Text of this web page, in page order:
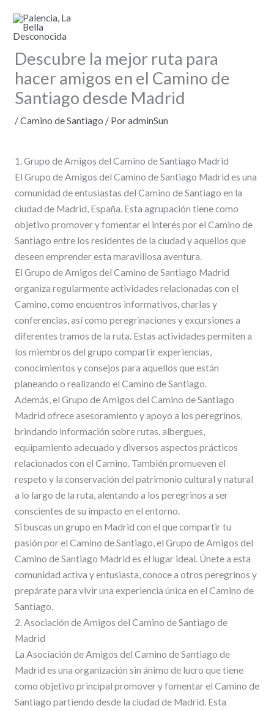
contenido
Descubre la mejor ruta para
hacer amigos en el Camino de
Santiago desde Madrid
/Camino de Santiago / PoradminSun
1. Grupo de Amigos del Camino de Santiago Madrid
El Grupo de Amigos del Camino de Santiago Madrid es una
comunidad de entusiastas del Camino de Santiago en la
ciudad de Madrid, España. Esta agrupación tiene como
objetivo promover y fomentar el interés por el Camino de
Santiago entre los residentes de la ciudad y aquellos que
deseen emprender esta maravillosa aventura.
El Grupo de Amigos del Camino de Santiago Madrid
organiza regularmente actividades relacionadas con el
Camino, como encuentros informativos, charlas y
conferencias, así como peregrinaciones y excursiones a
diferentes tramos de la ruta. Estas actividades permiten a
los miembros del grupo compartir experiencias,
conocimientos y consejos para aquellos que están
planeando o realizando el Camino de Santiago.
Además, el Grupo de Amigos del Camino de Santiago
Madrid ofrece asesoramiento y apoyo a los peregrinos,
brindando información sobre rutas, albergues,
equipamiento adecuado y diversos aspectos prácticos
relacionados con el Camino. También promueven el
respeto y la conservación del patrimonio cultural y natural
a lo largo de la ruta, alentando a los peregrinos a ser
conscientes de su impacto en el entorno.
Si buscas un grupo en Madrid con el que compartir tu
pasión por el Camino de Santiago, el Grupo de Amigos del
Camino de Santiago Madrid es el lugar ideal. Únete a esta
comunidad activa y entusiasta, conoce a otros peregrinos y
prepárate para vivir una experiencia única en el Camino de
Santiago.
2. Asociación de Amigos del Camino de Santiago de
Madrid
La Asociación de Amigos del Camino de Santiago de
Madrid es una organización sin ánimo de lucro que tiene
como objetivo principal promover y fomentar el Camino de
Santiago partiendo desde la ciudad de Madrid. Esta